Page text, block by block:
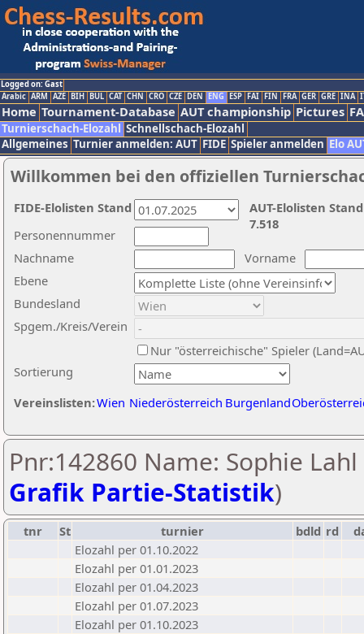
Logged on: Gast
Arabic ARM AZE BIH BUL CAT CHN CRO CZE DEN ENG ESP FAI FIN FRA GER GRE INA
Home Tournament-Database AUT championship Pictures
Turnierschach-Elozahl Schnellschach-Elozahl
Allgemeines Turnier anmelden: AUT FIDE Spieler anmelden Elo
Willkommen bei den offiziellen
Nachname
Vorname
Ebene
Sortierung
Personennummer
Bundesland
Spgem./Kreis/Verein
Nur "österreichische" Spieler
Vereinslisten:Wien Niederösterreich Burgenland
AUT-Elolisten
7.518
FIDE-Elolisten Stand
Pnr:142860 Name: Sophie Lahl
Grafik Partie-Statistik)
tnr St turnier bdld rd
Elozahl per 01.10.2022
Elozahl per 01.01.2023
Elozahl per 01.04.2023
Elozahl per 01.07.2023
Elozahl per 01.10.2023